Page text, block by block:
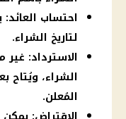
احتساب العائد:
لتاريخ الشراء.
الشراء،
المُعلن.